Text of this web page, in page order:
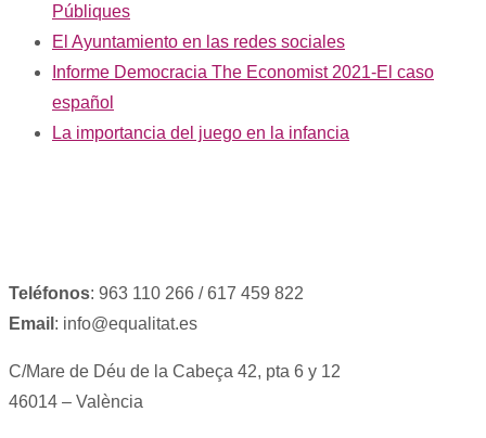
Públiques
El Ayuntamiento en las redes sociales
Informe Democracia The Economist 2021-El caso
español
La importancia del juego en la infancia
Teléfonos: 963 110 266 / 617 459 822
Email : info@equalitat.es
C/Mare de Déu de la Cabeça 42, pta 6 y 12
46014 – València